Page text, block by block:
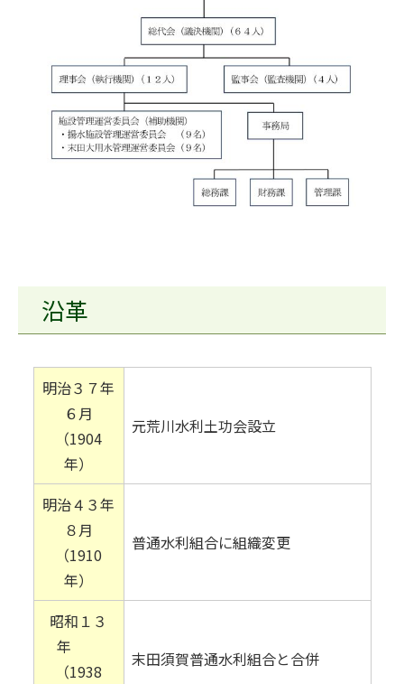
沿革
明治３７年
６月
（1904
年）
元荒川水利土功会設立
明治４３年
８月
（1910
年）
普通水利組合に組織変更
昭和１３
年
（1938
末田須賀普通水利組合と合併